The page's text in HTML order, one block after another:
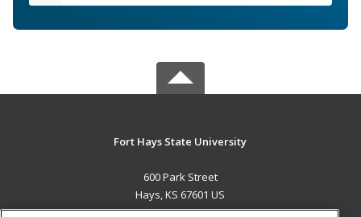
Fort Hays State University
600 Park Street
Hays, KS 67601 US